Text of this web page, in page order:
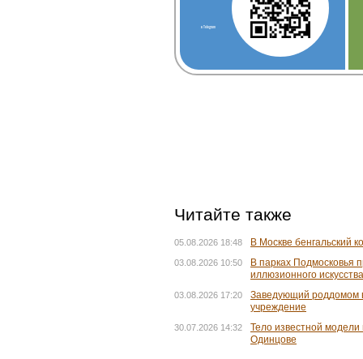
в Telegram
Читайте также
05.08.2026 18:48 В Москве бенгальский
03.08.2026 10:50
В парках Подмосковья
иллюзионного искусства
03.08.2026 17:20
Заведующий роддомом
учреждение
30.07.2026 14:32
Тело известной
Одинцове